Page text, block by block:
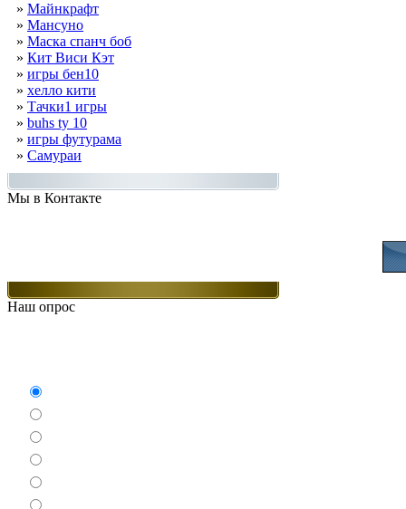
» Майнкрафт
» Мансуно
» Маска спанч боб
» Кит Виси Кэт
» игры бен10
» хелло кити
» Тачки1 игры
» buhs ty 10
» игры футурама
» Самураи
Мы в Контакте
Наш опрос